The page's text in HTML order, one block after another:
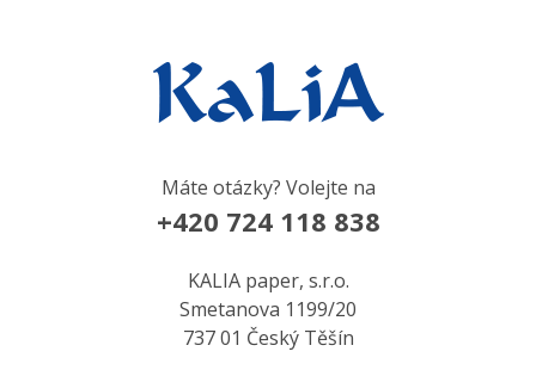
Máte otázky? Volejte na
+420 724 118 838
KALIA paper, s.r.o.
Smetanova 1199/20
737 01 Český Těšín